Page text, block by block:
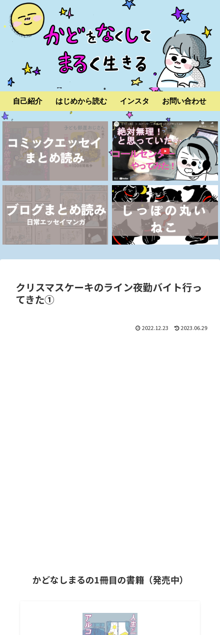
自己紹介 はじめから読む インスタ お問い合わせ
クリスマスケーキのライン夜勤バイト行っ
てきた①
2022.12.23 2023.06.29
かどなしまるの1冊目の書籍（発売中）